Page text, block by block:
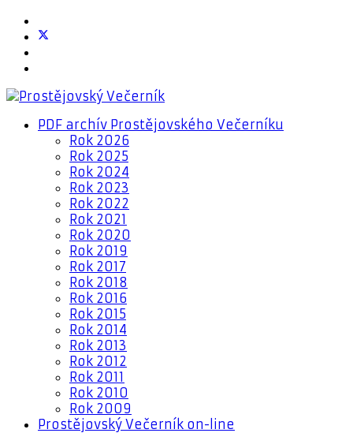
PDF archív Prostějovského Večerníku
Rok 2026
Rok 2025
Rok 2024
Rok 2023
Rok 2022
Rok 2021
Rok 2020
Rok 2019
Rok 2017
Rok 2018
Rok 2016
Rok 2015
Rok 2014
Rok 2013
Rok 2012
Rok 2011
Rok 2010
Rok 2009
Prostějovský Večerník on-line